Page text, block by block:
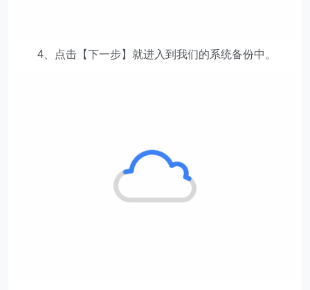
4、点击【下一步】就进入到我们的系统备份中。